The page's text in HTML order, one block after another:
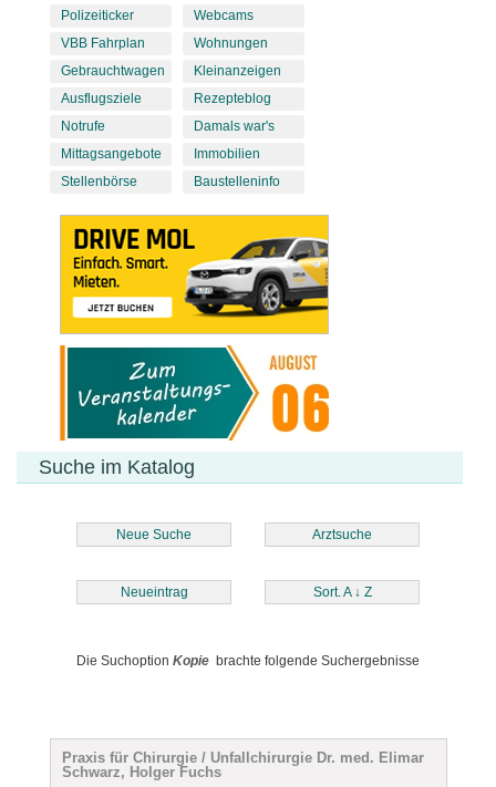
Polizeiticker
VBB Fahrplan
Gebrauchtwagen
Ausflugsziele
Notrufe
Mittagsangebote
Stellenbörse
Webcams
Wohnungen
Kleinanzeigen
Rezepteblog
Damals war's
Immobilien
Baustelleninfo
Suche im Katalog
Neue Suche Arztsuche
Neueintrag Sort. A ↓ Z
Die Suchoption Kopie brachte folgende Suchergebnisse
Praxis für Chirurgie / Unfallchirurgie Dr. med. Elimar
Schwarz, Holger Fuchs